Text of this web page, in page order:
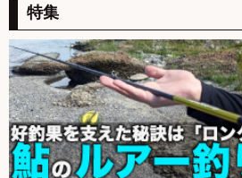
特集